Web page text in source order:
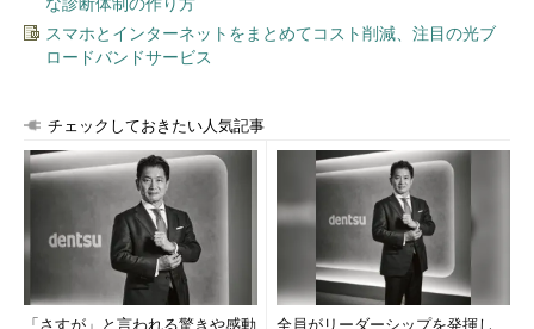
中かそうでないかにかかわらず、db_archiveコマンドに-
l（「L」の小文字）オプションを付与することですべてのトラン
ザクションログファイルを列挙し、バックアップディレクトリへ
db_ archiveコマンド、db_checkpointコマンドの詳細は、次の
URLを参考にしてください。
関連リンク：
スマホとインターネットをまとめてコスト削減、注目の光ブ
ロードバンドサービス
チェックしておきたい人気記事
「さすが」と言われる驚きや感動 全員がリーダーシップを発揮し、